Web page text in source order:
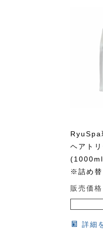
RyuSpa
ヘアト
※詰め替
販売価格
詳細